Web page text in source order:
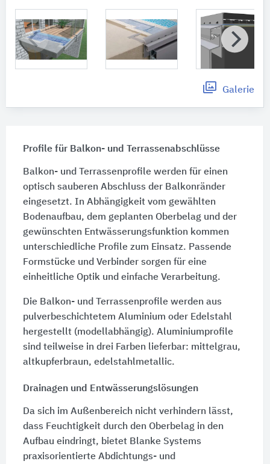
Galerie
Profile für Balkon- und Terrassenabschlüsse
Balkon- und Terrassenprofile werden für einen
optisch sauberen Abschluss der Balkonränder
eingesetzt. In Abhängigkeit vom gewählten
Bodenaufbau, dem geplanten Oberbelag und der
gewünschten Entwässerungsfunktion kommen
unterschiedliche Profile zum Einsatz. Passende
Formstücke und Verbinder sorgen für eine
einheitliche Optik und einfache Verarbeitung.
Die Balkon- und Terrassenprofile werden aus
pulverbeschichtetem Aluminium oder Edelstahl
hergestellt (modellabhängig). Aluminiumprofile
sind teilweise in drei Farben lieferbar: mittelgrau,
altkupferbraun, edelstahlmetallic.
Drainagen und Entwässerungslösungen
Da sich im Außenbereich nicht verhindern lässt,
dass Feuchtigkeit durch den Oberbelag in den
Aufbau eindringt, bietet Blanke Systems
praxisorientierte Abdichtungs- und